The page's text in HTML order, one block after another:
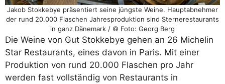
Jakob Stokkebye präsentiert seine jüngste Weine. Hauptabnehmer
der rund 20.000 Flaschen Jahresproduktion sind Sternerestaurants
in ganz Dänemark / © Foto: Georg Berg
Die Weine von Gut Stokkebye gehen an 26 Michelin
Star Restaurants, eines davon in Paris. Mit einer
Produktion von rund 20.000 Flaschen pro Jahr
werden fast vollständig von Restaurants in